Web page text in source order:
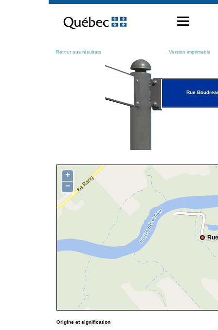
contenu
Retour aux résultats Version imprimable
Rue
+
−
Origine et signification